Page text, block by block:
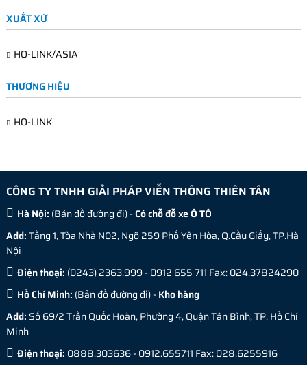
XUẤT XỨ
HO-LINK/ASIA
THƯƠNG HIỆU
HO-LINK
CÔNG TY TNHH GIẢI PHÁP VIỄN THÔNG THIÊN TÂN
Hà Nội: (Bản đồ đường đi) -Có chỗ đỗ xe Ô TÔ
Add:Tầng 1, Tòa Nhà N02, Ngõ 259 Phố Yên Hòa, Q.Cầu Giấy, TP.Hà
Nội
Điện thoại: (0243) 2363.999 - 0912 655 711 Fax: 024.37824290
Hồ Chí Minh: (Bản đồ đường đi) -Kho hàng
Add: Số 69/2 Trần Quốc Hoàn, Phường 4, Quận Tân Bình, TP. Hồ Chí
Minh
Điện thoại: 0888.303636 - 0912.655711 Fax: 028.6255916